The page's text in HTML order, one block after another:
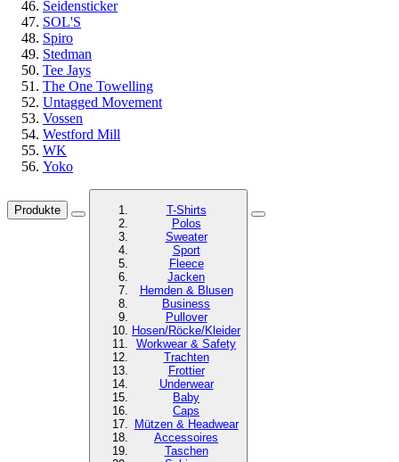
Seidensticker
SOL'S
Spiro
Stedman
Tee Jays
The One Towelling
Untagged Movement
Vossen
Westford Mill
WK
Yoko
Produkte
T-Shirts
Polos
Sweater
Sport
Fleece
Jacken
Hemden & Blusen
Business
Pullover
Hosen/Röcke/Kleider
Workwear & Safety
Trachten
Frottier
Underwear
Baby
Caps
Mützen & Headwear
Accessoires
Taschen